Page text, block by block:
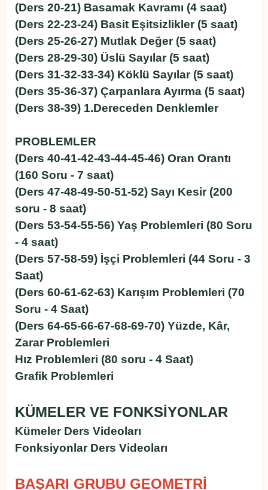
(Ders 20-21) Basamak Kavramı (4 saat)
(Ders 22-23-24) Basit Eşitsizlikler (5 saat)
(Ders 25-26-27) Mutlak Değer (5 saat)
(Ders 28-29-30) Üslü Sayılar (5 saat)
(Ders 31-32-33-34) Köklü Sayılar (5 saat)
(Ders 35-36-37) Çarpanlara Ayırma (5 saat)
(Ders 38-39) 1.Dereceden Denklemler
PROBLEMLER
(Ders 40-41-42-43-44-45-46) Oran Orantı
(160 Soru - 7 saat)
(Ders 47-48-49-50-51-52) Sayı Kesir (200
soru - 8 saat)
(Ders 53-54-55-56) Yaş Problemleri (80 Soru
- 4 saat)
(Ders 57-58-59) İşçi Problemleri (44 Soru - 3
Saat)
(Ders 60-61-62-63) Karışım Problemleri (70
Soru - 4 Saat)
(Ders 64-65-66-67-68-69-70) Yüzde, Kâr,
Zarar Problemleri
Hız Problemleri (80 soru - 4 Saat)
Grafik Problemleri
KÜMELER VE FONKSİYONLAR
Kümeler Ders Videoları
Fonksiyonlar Ders Videoları
BAŞARI GRUBU GEOMETRİ